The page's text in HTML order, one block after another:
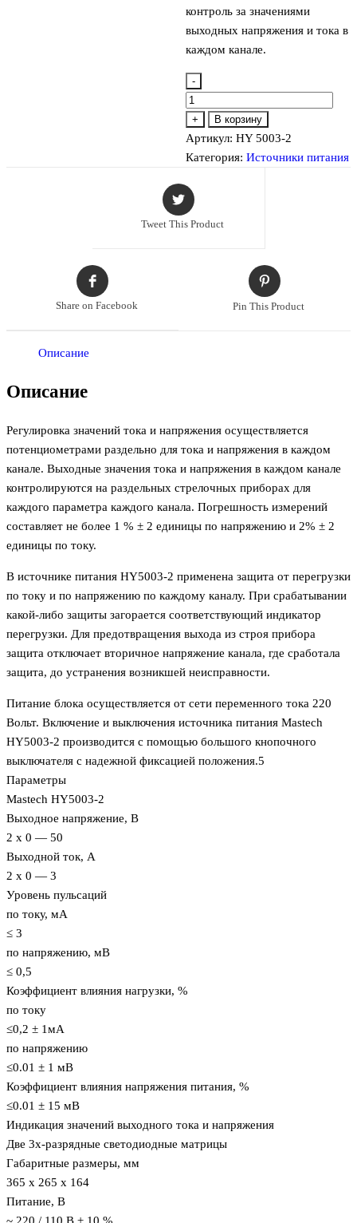
контроль за значениями
выходных напряжения и тока в
каждом канале.
-
Количество
товара
HY
5003-
лабораторный
блок
+ В корзину
Артикул: HY 5003-2
Категория: Источники питания
Tweet This Product
Share on Facebook Pin This Product
Описание
Описание
Регулировка значений тока и напряжения осуществляется
потенциометрами раздельно для тока и напряжения в каждом
канале. Выходные значения тока и напряжения в каждом канале
контролируются на раздельных стрелочных приборах для
каждого параметра каждого канала. Погрешность измерений
составляет не более 1 % ± 2 единицы по напряжению и 2% ± 2
единицы по току.
В источнике питания HY5003-2 применена защита от перегрузки
по току и по напряжению по каждому каналу. При срабатывании
какой-либо защиты загорается соответствующий индикатор
перегрузки. Для предотвращения выхода из строя прибора
защита отключает вторичное напряжение канала, где сработала
защита, до устранения возникшей неисправности.
Питание блока осуществляется от сети переменного тока 220
Вольт. Включение и выключения источника питания Mastech
HY5003-2 производится с помощью большого кнопочного
выключателя с надежной фиксацией положения.5
Параметры
Mastech HY5003-2
Выходное напряжение, В
2 x 0 — 50
Выходной ток, А
2 x 0 — 3
Уровень пульсаций
по току, мА
≤ 3
по напряжению, мВ
≤ 0,5
Коэффициент влияния нагрузки, %
по току
≤0,2 ± 1мА
по напряжению
≤0.01 ± 1 мВ
Коэффициент влияния напряжения питания, %
≤0.01 ± 15 мВ
Индикация значений выходного тока и напряжения
Две 3х-разрядные светодиодные матрицы
Габаритные размеры, мм
365 х 265 х 164
Питание, В